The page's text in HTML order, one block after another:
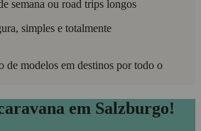
semana ou road trips longos
simples e totalmente
de modelos em destinos por todo o
em Salzburgo!